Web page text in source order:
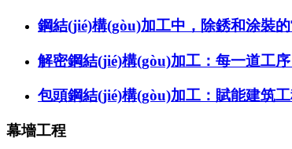
鋼結(jié)構(gòu)加工中，除銹和涂裝
解密鋼結(jié)構(gòu)加工：每一道工
包頭鋼結(jié)構(gòu)加工：賦能建筑
幕墻工程